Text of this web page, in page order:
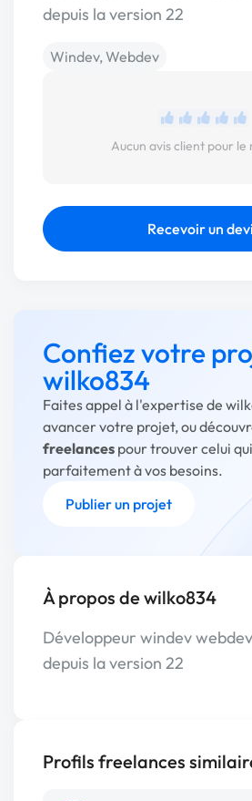
depuis la version 22
Windev, Webdev
Aucun avis client pour le
Recevoir un
Confiez votre
wilko834
Faites appel à l'expertise de
avancer votre projet, ou
freelances pour trouver celui
parfaitement à vos besoins.
Publier un projet
À propos de wilko834
Développeur windev
depuis la version 22
Profils freelances